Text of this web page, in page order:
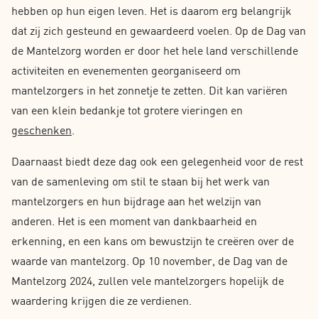
hebben op hun eigen leven. Het is daarom erg belangrijk
dat zij zich gesteund en gewaardeerd voelen. Op de Dag van
de Mantelzorg worden er door het hele land verschillende
activiteiten en evenementen georganiseerd om
mantelzorgers in het zonnetje te zetten. Dit kan variëren
van een klein bedankje tot grotere vieringen en
geschenken
Daarnaast biedt deze dag ook een gelegenheid voor de rest
van de samenleving om stil te staan bij het werk van
mantelzorgers en hun bijdrage aan het welzijn van
anderen. Het is een moment van dankbaarheid en
erkenning, en een kans om bewustzijn te creëren over de
waarde van mantelzorg. Op 10 november, de Dag van de
Mantelzorg 2024, zullen vele mantelzorgers hopelijk de
waardering krijgen die ze verdienen.